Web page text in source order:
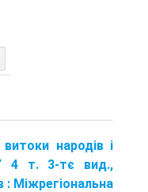
народів і
У 4 т. 3-тє вид.,
: Міжрегіональна